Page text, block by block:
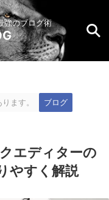
強のブログ術
ます。 ブログ
エディターの
やすく解説